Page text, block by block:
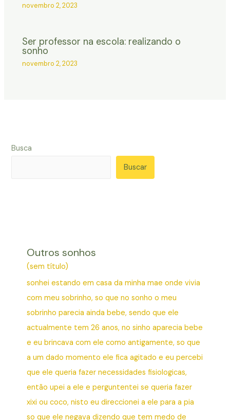
novembro 2, 2023
Ser professor na escola: realizando o
sonho
novembro 2, 2023
Busca
Buscar
Outros sonhos
(sem título)
sonhei estando em casa da minha mae onde vivia
com meu sobrinho, so que no sonho o meu
sobrinho parecia ainda bebe, sendo que ele
actualmente tem 26 anos, no sinho aparecia bebe
e eu brincava com ele como antigamente, so que
a um dado momento ele fica agitado e eu percebi
que ele queria fazer necessidades fisiologicas,
então upei a ele e perguntentei se queria fazer
xixi ou coco, nisto eu direccionei a ele para a pia
so que ele negava dizendo que tem medo de